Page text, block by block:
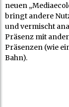
neuen
bringt andere
und vermischt
Präsenz mit
Präsenzen (wie
Bahn).